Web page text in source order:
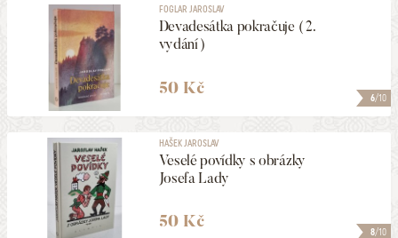
6/10
FOGLAR JAROSLAV
Devadesátka pokračuje ( 2.
vydání )
50 Kč
8/10
HAŠEK JAROSLAV
Veselé povídky s obrázky
Josefa Lady
50 Kč